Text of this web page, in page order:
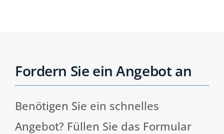
Fordern Sie ein Angebot an
Benötigen Sie ein schnelles
Angebot? Füllen Sie das Formular